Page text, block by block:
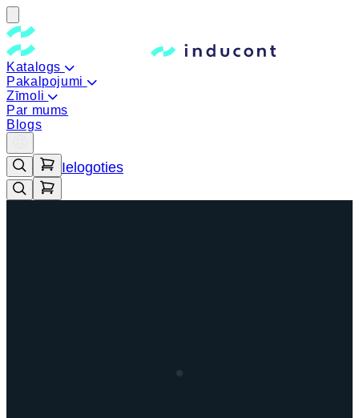
Katalogs
Pakalpojumi
Zīmoli
Par mums
Blogs
Ielogoties